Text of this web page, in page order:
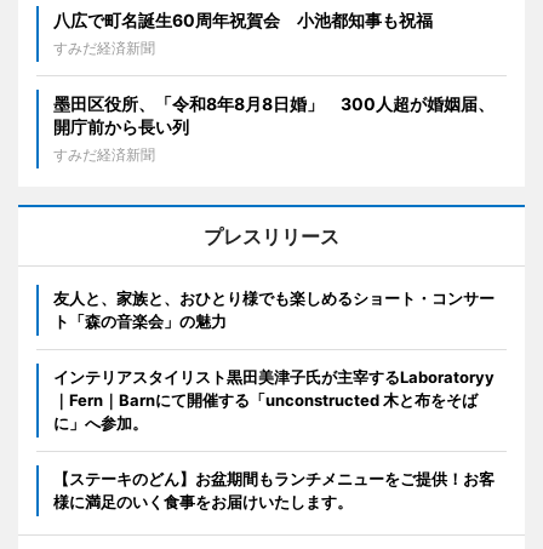
八広で町名誕生60周年祝賀会 小池都知事も祝福
すみだ経済新聞
墨田区役所、「令和8年8月8日婚」 300人超が婚姻届、
開庁前から長い列
すみだ経済新聞
プレスリリース
友人と、家族と、おひとり様でも楽しめるショート・コンサー
ト「森の音楽会」の魅力
インテリアスタイリスト黒田美津子氏が主宰するLaboratoryy
｜Fern｜Barnにて開催する「unconstructed 木と布をそば
に」へ参加。
【ステーキのどん】お盆期間もランチメニューをご提供！お客
様に満足のいく食事をお届けいたします。